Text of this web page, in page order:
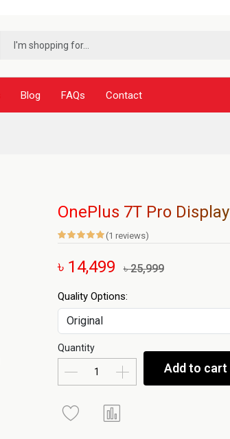
Blog FAQs Contact
OnePlus 7T Pro Display
(1 reviews)
৳ 14,499 ৳ 25,999
Quality Options:
Quantity
Add to cart